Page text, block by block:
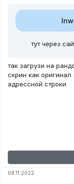
тут через
так загрузи на
скрин как оригинал
адрессной строки
08.11.2022